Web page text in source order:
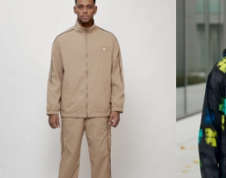
отдых, природа, повседневная